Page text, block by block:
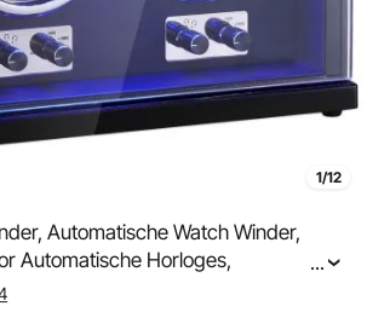
1/12
Automatische Watch Winder,
Automatische Horloges,
Winder met Ruimte voor 2
...